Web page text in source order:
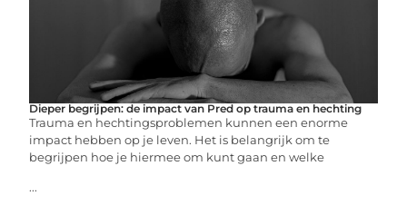
Dieper begrijpen: de impact van Pred op trauma en hechting
Trauma en hechtingsproblemen kunnen een enorme
impact hebben op je leven. Het is belangrijk om te
begrijpen hoe je hiermee om kunt gaan en welke
...